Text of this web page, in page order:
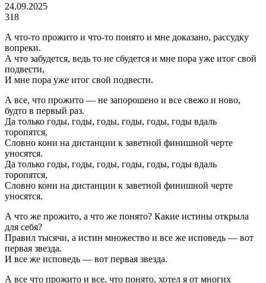
24.09.2025
318
А что-то прожито и что-то понято и мне доказано, рассудку
вопреки.
А что забудется, ведь то не сбудется и мне пора уже итог свой
подвести,
И мне пора уже итог свой подвести.
А все, что прожито — не запорошено и все свежо и ново,
будто в первый раз.
Да только годы, годы, годы, годы, годы, годы вдаль
торопятся,
Словно кони на дистанции к заветной финишной черте
уносятся.
Да только годы, годы, годы, годы, годы, годы вдаль
торопятся,
Словно кони на дистанции к заветной финишной черте
уносятся.
А что же прожито, а что же понято? Какие истины открыла
для себя?
Правил тысячи, а истин множество и все же исповедь — вот
первая звезда.
И все же исповедь — вот первая звезда.
А все что прожито и все, что понято, хотел я от многих